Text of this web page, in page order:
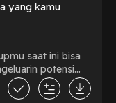
yang kamu
saat ini bisa
potensi
di rutinitasmu,
sesuatu?